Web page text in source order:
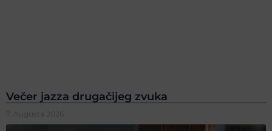
Večer jazza drugačijeg zvuka
7. Augusta 2026.